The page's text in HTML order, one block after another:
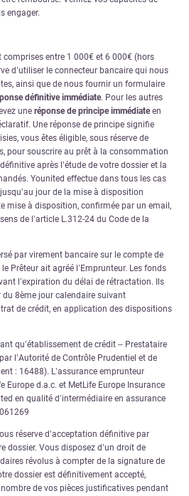
engager.
comprises entre 1 000€ et 6 000€ (hors
d’utiliser le connecteur bancaire qui nous
ainsi que de nous fournir un formulaire
définitive immédiate. Pour les autres
une réponse de principe immédiateen
Une réponse de principe signifie
vous êtes éligible, sous réserve de
pour souscrire au prêt à la consommation
après l’étude de votre dossier et la
Younited effectue dans tous les cas
jour de la mise à disposition
mise à disposition, confirmée par un email,
de l’article L.312-24 du Code de la
par virement bancaire sur le compte de
Prêteur ait agréé l’Emprunteur. Les fonds
l’expiration du délai de rétractation. Ils
8ème jour calendaire suivant
de crédit, en application des dispositions
qu’établissement de crédit – Prestataire
l’Autorité de Contrôle Prudentiel et de
: 16488). L’assurance emprunteur
Europe d.a.c. et MetLife Europe Insurance
en qualité d’intermédiaire en assurance
réserve d’acceptation définitive par
dossier. Vous disposez d’un droit de
révolus à compter de la signature de
dossier est définitivement accepté,
de vos pièces justificatives pendant